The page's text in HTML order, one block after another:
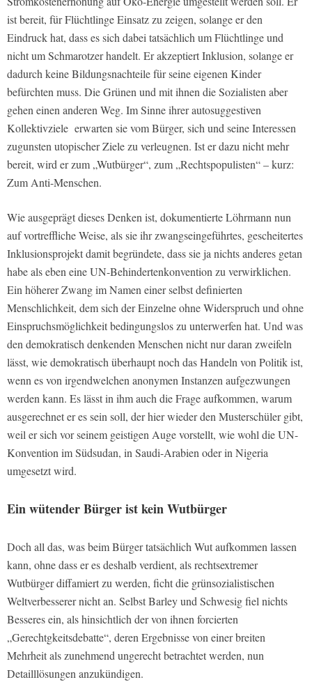
ist bereit, für Flüchtlinge Einsatz zu zeigen, solange er den
Eindruck hat, dass es sich dabei tatsächlich um Flüchtlinge und
nicht um Schmarotzer handelt. Er akzeptiert Inklusion, solange er
dadurch keine Bildungsnachteile für seine eigenen Kinder
befürchten muss. Die Grünen und mit ihnen die Sozialisten aber
gehen einen anderen Weg. Im Sinne ihrer autosuggestiven
Kollektivziele erwarten sie vom Bürger, sich und seine Interessen
zugunsten utopischer Ziele zu verleugnen. Ist er dazu nicht mehr
bereit, wird er zum „Wutbürger“, zum „Rechtspopulisten“ – kurz:
Zum Anti-Menschen.
Wie ausgeprägt dieses Denken ist, dokumentierte Löhrmann nun
auf vortreffliche Weise, als sie ihr zwangseingeführtes, gescheitertes
Inklusionsprojekt damit begründete, dass sie ja nichts anderes getan
habe als eben eine UN-Behindertenkonvention zu verwirklichen.
Ein höherer Zwang im Namen einer selbst definierten
Menschlichkeit, dem sich der Einzelne ohne Widerspruch und ohne
Einspruchsmöglichkeit bedingungslos zu unterwerfen hat. Und was
den demokratisch denkenden Menschen nicht nur daran zweifeln
lässt, wie demokratisch überhaupt noch das Handeln von Politik ist,
wenn es von irgendwelchen anonymen Instanzen aufgezwungen
werden kann. Es lässt in ihm auch die Frage aufkommen, warum
ausgerechnet er es sein soll, der hier wieder den Musterschüler gibt,
weil er sich vor seinem geistigen Auge vorstellt, wie wohl die UN-
Konvention im Südsudan, in Saudi-Arabien oder in Nigeria
umgesetzt wird.
Ein wütender Bürger ist kein Wutbürger
Doch all das, was beim Bürger tatsächlich Wut aufkommen lassen
kann, ohne dass er es deshalb verdient, als rechtsextremer
Wutbürger diffamiert zu werden, ficht die grünsozialistischen
Weltverbesserer nicht an. Selbst Barley und Schwesig fiel nichts
Besseres ein, als hinsichtlich der von ihnen forcierten
„Gerechtgkeitsdebatte“, deren Ergebnisse von einer breiten
Mehrheit als zunehmend ungerecht betrachtet werden, nun
Detailllösungen anzukündigen.